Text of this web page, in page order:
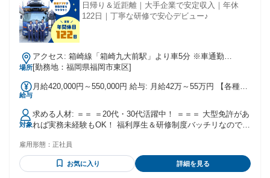
日帰り＆近距離｜大手企業で安定収入｜年休
122日｜丁寧な研修で安心デビュー♪
場所
アクセス: 箱崎線「箱崎九大前駅」より車5分 ※車通勤
OK（駐車場完備） ＼こんなエリアからも通いやすい／ 福岡
[勤務地：福岡県福岡市東区]
給与
月給420,000円～550,000円 給与: 月給42万～55万円 【各種手
り） ＊結婚・出産などの祝金制度 【年収例】 510万円（月給
42万円） 27歳／勤続2年 550万円（月給43万円） 37歳／勤続
5年 680万円（月給55万円） 41歳／勤続8年 ※入社半年間（試
用期間）は ※ ※月給35万円以上となります※ ----------------------
った際は、 3ヵ月毎に再チャレンジ！ →同乗運転での技能検
定です。 →毎回98%の方が合格して正社員へ♪
対象
求める人材: ＝＝ ＝20代・30代活躍中！ ＝＝＝ 大型免許があ
れば実務未経験もOK！ 福利厚生＆研修制度バッチリなので
り！ 【必須】 ・大型自動車免許 ・45歳以下の方（例外事由3
号のイ） ～こんな方はぜひ！～ ＊車が好き・運転が好き ＊
働きやすい環境で活躍したい ＊けん引免許を活かしたい ＊キ
雇用形態： 正社員
お気に入り 詳細を見る